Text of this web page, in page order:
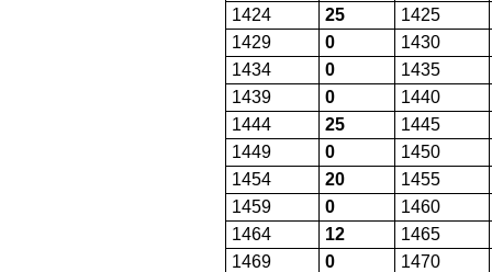
1424 25
1425
1429
0
1430
1434
0
1435
1439
0
1440
1444
25
1445
1449
0
1450
1454
20
1455
1459
0
1460
1464
12
1465
1469
0
1470